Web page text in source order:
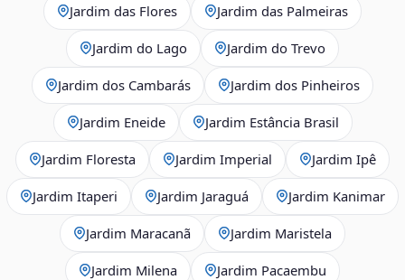
Jardim das Flores Jardim das Palmeiras
Jardim do Lago Jardim do Trevo
Jardim dos Cambarás Jardim dos Pinheiros
Jardim Eneide Jardim Estância Brasil
Jardim Floresta Jardim Imperial Jardim Ipê
Jardim Itaperi Jardim Jaraguá Jardim Kanimar
Jardim Maracanã Jardim Maristela
Jardim Milena Jardim Pacaembu